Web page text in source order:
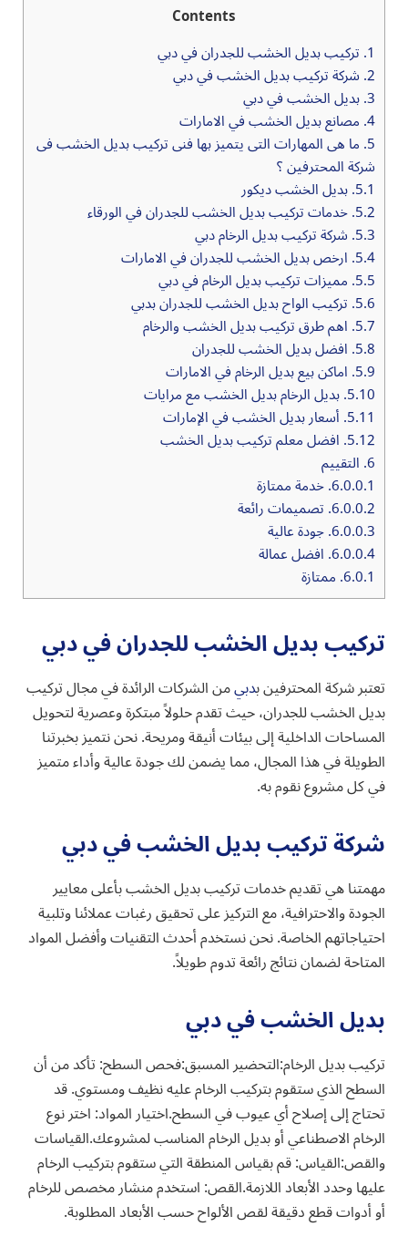
Contents
1. تركيب بديل الخشب للجدران في دبي
2. شركة تركيب بديل الخشب في دبي
3. بديل الخشب في دبي
4. مصانع بديل الخشب في الامارات
5. ما هى المهارات التى يتميز بها فنى تركيب بديل الخشب فى
شركة المحترفين ؟
5.1. بديل الخشب ديكور
5.2. خدمات تركيب بديل الخشب للجدران في الورقاء
5.3. شركة تركيب بديل الرخام دبي
5.4. ارخص ‏بديل الخشب للجدران في الامارات
5.5. مميزات تركيب بديل الرخام في دبي
5.6. تركيب الواح بديل الخشب للجدران بدبي
5.7. اهم طرق تركيب بديل الخشب والرخام
5.8. افضل بديل الخشب للجدران
5.9. اماكن بيع بديل الرخام في الامارات
5.10. بديل الرخام بديل الخشب مع مرايات
5.11. أسعار بديل الخشب في الإمارات
5.12. افضل معلم تركيب بديل الخشب
6. التقييم
6.0.0.1. خدمة ممتازة
6.0.0.2. تصميمات رائعة
6.0.0.3. جودة عالية
6.0.0.4. افضل عمالة
6.0.1. ممتازة
تركيب بديل الخشب للجدران في دبي
تعتبر شركة المحترفين بدبيمن الشركات الرائدة في مجال تركيب
بديل الخشب للجدران، حيث تقدم حلولاً مبتكرة وعصرية لتحويل
المساحات الداخلية إلى بيئات أنيقة ومريحة. نحن نتميز بخبرتنا
الطويلة في هذا المجال، مما يضمن لك جودة عالية وأداء متميز
في كل مشروع نقوم به.
شركة تركيب بديل الخشب في دبي
مهمتنا هي تقديم خدمات تركيب بديل الخشب بأعلى معايير
الجودة والاحترافية، مع التركيز على تحقيق رغبات عملائنا وتلبية
احتياجاتهم الخاصة. نحن نستخدم أحدث التقنيات وأفضل المواد
المتاحة لضمان نتائج رائعة تدوم طويلاً.
بديل الخشب في دبي
تركيب بديل الرخام:التحضير المسبق:فحص السطح: تأكد من أن
السطح الذي ستقوم بتركيب الرخام عليه نظيف ومستوي. قد
تحتاج إلى إصلاح أي عيوب في السطح.اختيار المواد: اختر نوع
الرخام الاصطناعي أو بديل الرخام المناسب لمشروعك.القياسات
والقص:القياس: قم بقياس المنطقة التي ستقوم بتركيب الرخام
عليها وحدد الأبعاد اللازمة.القص: استخدم منشار مخصص للرخام
أو أدوات قطع دقيقة لقص الألواح حسب الأبعاد المطلوبة.